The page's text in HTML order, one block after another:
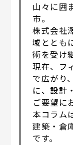
山々に囲
市。
株式会社
域ととも
術を受け
現在、フ
で広がり
に、設計
ご要望に
本コラム
建築・倉
です。